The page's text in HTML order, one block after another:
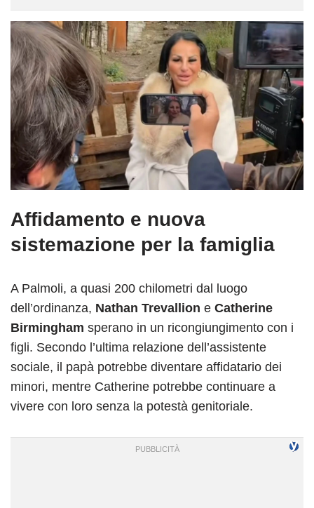
Affidamento e nuova
sistemazione per la famiglia
A Palmoli, a quasi 200 chilometri dal luogo
dell’ordinanza, Nathan Trevallion e Catherine
Birmingham sperano in un ricongiungimento con i
figli. Secondo l’ultima relazione dell’assistente
sociale, il papà potrebbe diventare affidatario dei
minori, mentre Catherine potrebbe continuare a
vivere con loro senza la potestà genitoriale.